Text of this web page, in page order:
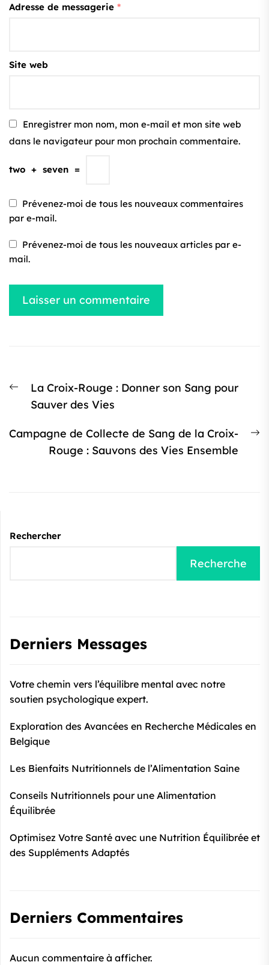
Adresse de messagerie *
Site web
Enregistrer mon nom, mon e-mail et mon site web
dans le navigateur pour mon prochain commentaire.
two + seven =
Prévenez-moi de tous les nouveaux commentaires
par e-mail.
Prévenez-moi de tous les nouveaux articles par e-
mail.
de
l’article
Article
précédent
La Croix-Rouge : Donner son Sang pour
Sauver des Vies
Campagne de Collecte de Sang de la Croix-
Rouge : Sauvons des Vies Ensemble
Rechercher
Recherche
Derniers Messages
Votre chemin vers l’équilibre mental avec notre
soutien psychologique expert.
Exploration des Avancées en Recherche Médicales en
Belgique
Les Bienfaits Nutritionnels de l’Alimentation Saine
Conseils Nutritionnels pour une Alimentation
Équilibrée
Optimisez Votre Santé avec une Nutrition Équilibrée et
des Suppléments Adaptés
Derniers Commentaires
Aucun commentaire à afficher.